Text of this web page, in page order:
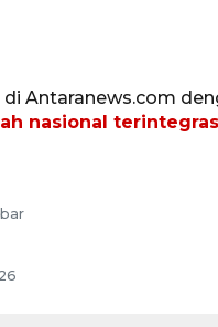
Antaranews.com
nasional